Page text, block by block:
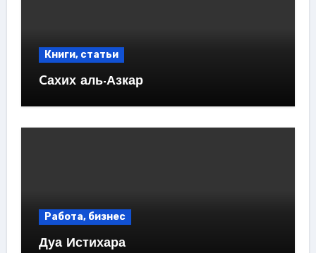
Книги, статьи
Cахих аль-Азкар
Работа, бизнес
Дуа Истихара